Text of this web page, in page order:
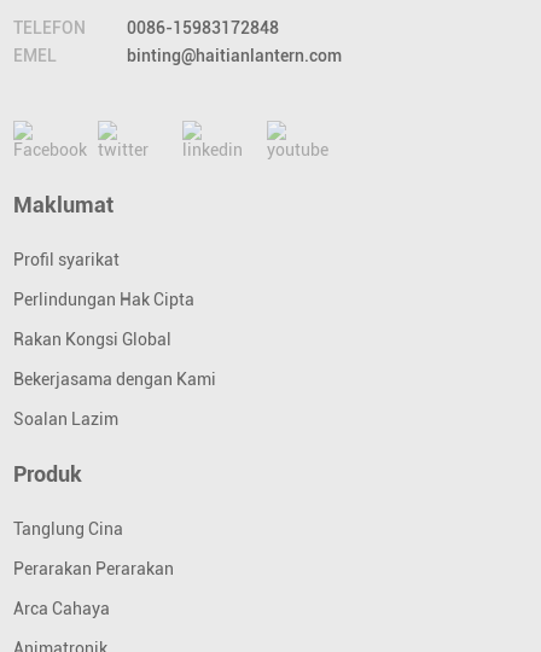
TELEFON
0086-15983172848
EMEL
binting@haitianlantern.com
Maklumat
Profil syarikat
Perlindungan Hak Cipta
Rakan Kongsi Global
Bekerjasama dengan Kami
Soalan Lazim
Produk
Tanglung Cina
Perarakan Perarakan
Arca Cahaya